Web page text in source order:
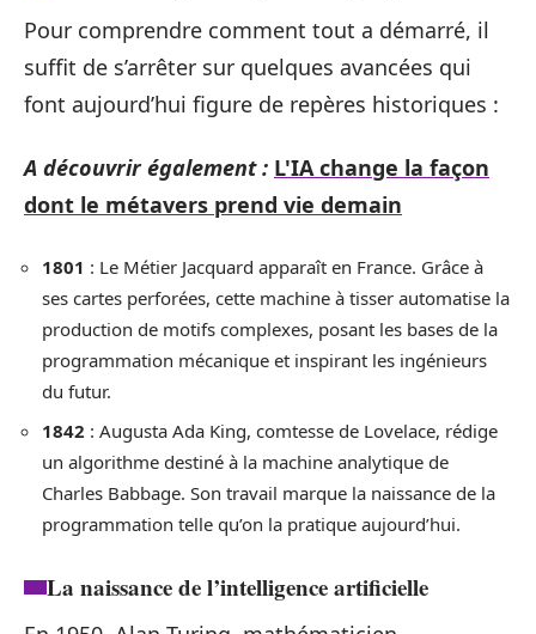
Pour comprendre comment tout a démarré, il
suffit de s’arrêter sur quelques avancées qui
font aujourd’hui figure de repères historiques :
A découvrir également : L'IA change la façon
dont le métavers prend vie demain
1801 : Le Métier Jacquard apparaît en France. Grâce à
ses cartes perforées, cette machine à tisser automatise la
production de motifs complexes, posant les bases de la
programmation mécanique et inspirant les ingénieurs
du futur.
1842 : Augusta Ada King, comtesse de Lovelace, rédige
un algorithme destiné à la machine analytique de
Charles Babbage. Son travail marque la naissance de la
programmation telle qu’on la pratique aujourd’hui.
La naissance de l’intelligence artificielle